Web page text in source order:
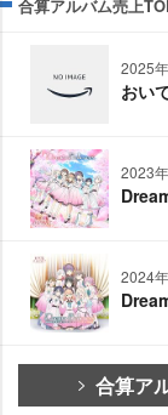
合算アルバム売上
2025
おい
2023
2024
合算ア